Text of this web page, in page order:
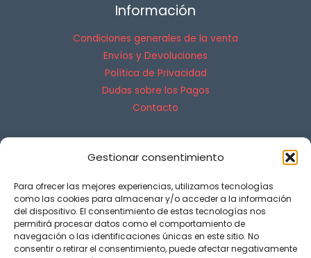
Gestionar consentimiento
Para ofrecer las mejores experiencias, utilizamos tecnologías
como las cookies para almacenar y/o acceder a la información
del dispositivo. El consentimiento de estas tecnologías nos
permitirá procesar datos como el comportamiento de
navegación o las identificaciones únicas en este sitio. No
consentir o retirar el consentimiento, puede afectar negativamente
Información
Condiciones generales de la venta
Envíos y Devoluciones
Política de Privacidad
Dudas sobre los Pagos
Contacto
Política de cookies (UE)
Declaración de privacidad (UE)
Descargo de responsabilidad
Términos y condiciones